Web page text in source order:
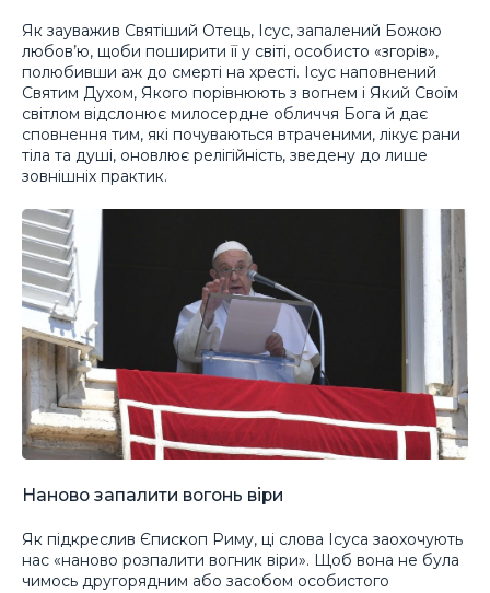
Як зауважив Святіший Отець, Ісус, запалений Божою
любов’ю, щоби поширити її у світі, особисто «згорів»,
полюбивши аж до смерті на хресті. Ісус наповнений
Святим Духом, Якого порівнюють з вогнем і Який Своїм
світлом відслонює милосердне обличчя Бога й дає
сповнення тим, які почуваються втраченими, лікує рани
тіла та душі, оновлює релігійність, зведену до лише
зовнішніх практик.
Наново запалити вогонь віри
Як підкреслив Єпископ Риму, ці слова Ісуса заохочують
нас «наново розпалити вогник віри». Щоб вона не була
чимось другорядним або засобом особистого